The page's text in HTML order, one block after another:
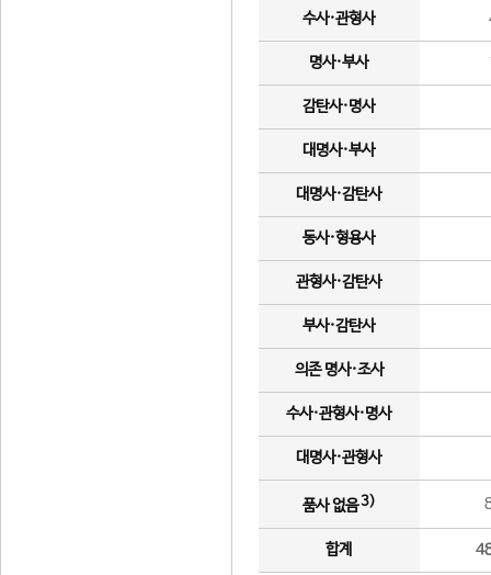
수사·관형사
명사·부사
감탄사·명사
대명사·부사
대명사·감탄사
동사·형용사
관형사·감탄사
부사·감탄사
의존 명사·조사
수사·관형사·명사
대명사·관형사
품사 없음3)
합계